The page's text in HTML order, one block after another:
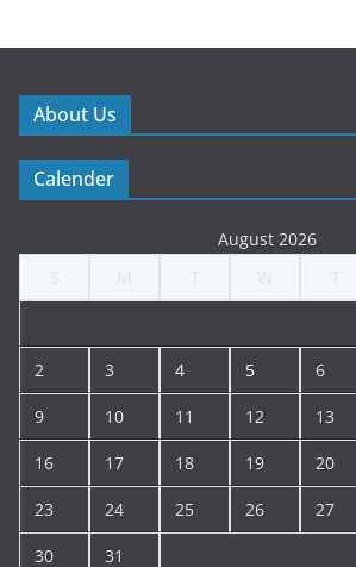
About Us
Calender
August 2026
2 3 4 5 6
9 10 11 12 13
16 17 18 19 20
23 24 25 26 27
30 31